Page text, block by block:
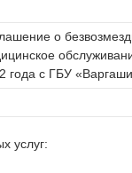
о
года с ГБУ
услуг: